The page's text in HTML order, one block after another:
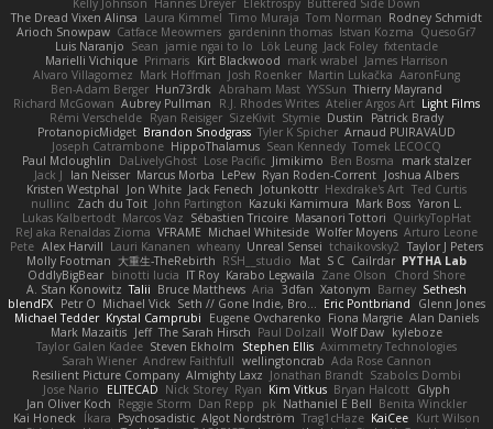
The Dread Vixen Alinsa Laura Kimmel Timo Muraja Tom Norman Rodney Schmidt
Arioch Snowpaw Catface Meowmers gardeninn thomas Istvan Kozma QuesoGr7
Luis Naranjo Sean jamie ngai to lo Lök Leung Jack Foley fxtentacle
Marielli Vichique Primaris Kirt Blackwood mark wrabel James Harrison
Alvaro Villagomez Mark Hoffman Josh Roenker Martin Lukačka AaronFung
Ben-Adam Berger Hun73rdk Abraham Mast YYSSun Thierry Mayrand
Richard McGowan Aubrey Pullman R.J. Rhodes Writes Atelier Argos Art Light Films
Rémi Verschelde Ryan Reisiger SizeKivit Stymie Dustin
Patrick Brady
ProtanopicMidget Brandon Snodgrass Tyler K Spicher Arnaud PUIRAVAUD
Joseph Catrambone HippoThalamus Sean Kennedy Tomek LECOCQ
Paul Mcloughlin
DaLivelyGhost Lose Pacific Jimikimo Ben Bosma
mark stalzer
Jack J
Ian Neisser Marcus Morba LePew Ryan Roden-Corrent Joshua Albers
Kristen Westphal
Jon White Jack Fenech Jotunkottr Hexdrake's Art Ted Curtis
nullinc Zach du Toit John Partington Kazuki Kamimura Mark Boss Yaron L.
Lukas Kalbertodt Marcos Vaz Sébastien Tricoire Masanori Tottori QuirkyTopHat
ReJ aka Renaldas Zioma VFRAME Michael Whiteside Wolfer Moyens Arturo Leone
Pete Alex Harvill Lauri Kananen wheany Unreal Sensei tchaikovsky2 Taylor J Peters
Molly Footman 大重生-TheRebirth RSH__studio Mat S C Cailrdar PYTHA Lab
OddlyBigBear binotti lucia IT Roy Karabo Legwaila Zane Olson
Chord Shore
A. Stan Konowitz Talii Bruce Matthews Aria 3dfan Xatonym Barney Sethesh
blendFX Petr O Michael Vick Seth // Gone Indie, Bro... Eric Pontbriand
Glenn Jones
Michael Tedder Krystal Camprubi Eugene Ovcharenko Fiona Margrie Alan Daniels
Mark Mazaitis Jeff The Sarah Hirsch Paul Dolzall Wolf Daw kyleboze
Taylor Galen Kadee Steven Ekholm Stephen Ellis Aximmetry Technologies
Sarah Wiener Andrew Faithfull wellingtoncrab Ada Rose Cannon
Resilient Picture Company Almighty Laxz Jonathan Brandt Szabolcs Dombi
Jose Nario
ELITECAD Nick Storey Ryan Kim Vitkus Bryan Halcott Glyph
Jan Oliver Koch Reggie Storm Dan Repp pk Nathaniel E Bell Benita Winckler
Kai Honeck
Íkara Psychosadistic Algot Nordström Trag1cHaze KaiCee Kurt Wilson